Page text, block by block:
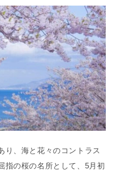
り、海と花々のコントラス
指の桜の名所として、5月初